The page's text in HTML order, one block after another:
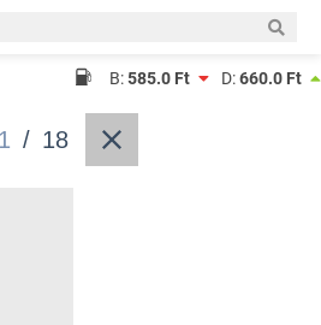
B:585.0 Ft D:660.0 Ft
1 / 18